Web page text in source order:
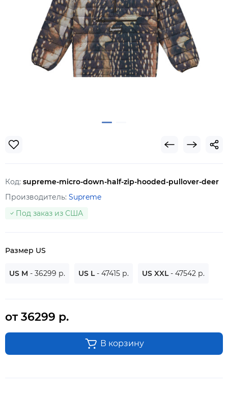
Код: supreme-micro-down-half-zip-hooded-pullover-deer
Производитель: Supreme
Под заказ из США
Размер US
US M - 36299 р. US L- 47415 р. US XXL- 47542 р.
от 36299 р.
В корзину